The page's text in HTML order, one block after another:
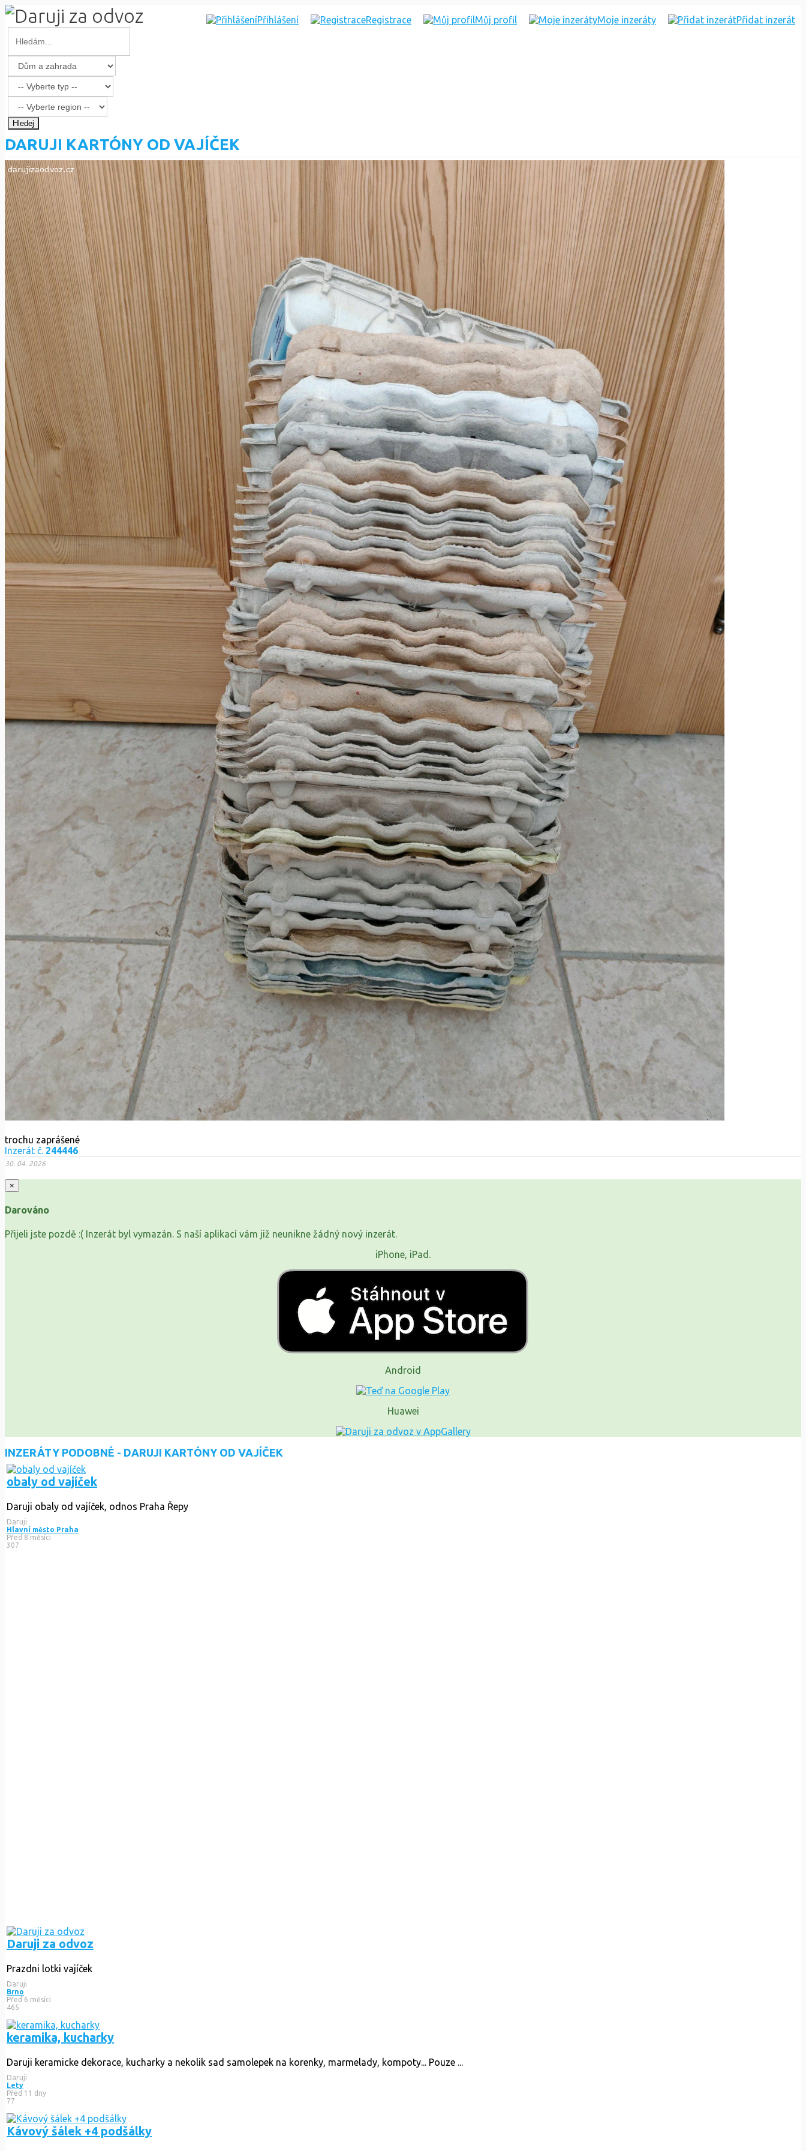
Přihlášení Registrace Můj profil Moje inzeráty Přidat inzerát
Hledej
DARUJI KARTÓNY OD VAJÍČEK
trochu zaprášené
Inzerát č. 244446
30. 04. 2026
×
Darováno
Přijeli jste pozdě :( Inzerát byl vymazán. S naší aplikací vám již neunikne žádný nový inzerát.
iPhone, iPad.
Android
Huawei
INZERÁTY PODOBNÉ - DARUJI KARTÓNY OD VAJÍČEK
obaly od vajíček
Daruji obaly od vajíček, odnos Praha Řepy
Daruji
Hlavní město Praha
Před 8 měsíci
307
Daruji za odvoz
Prazdni lotki vajíček
Daruji
Brno
Před 6 měsíci
465
keramika, kucharky
Daruji keramicke dekorace, kucharky a nekolik sad samolepek na korenky, marmelady, kompoty... Pouze ...
Daruji
Lety
Před 11 dny
77
Kávový šálek +4 podšálky